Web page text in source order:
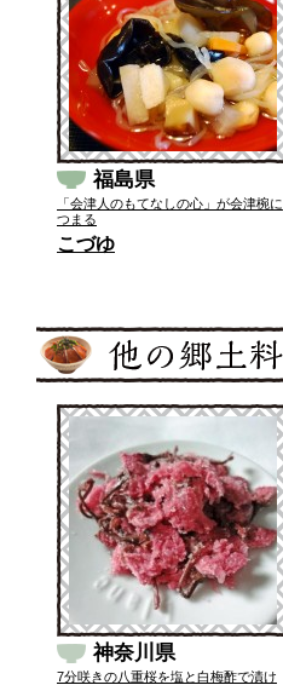
福島県
「会津人のもてなしの心」が会津椀に
つまる
こづゆ
神奈川県
7分咲きの八重桜を塩と白梅酢で漬け